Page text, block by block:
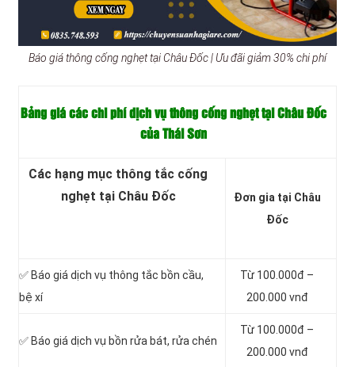
Báo giá thông cống nghẹt tại Châu Đốc | Ưu đãi giảm 30% chi phí
Bảng giá các chi phí dịch vụ thông cống nghẹt tại Châu Đốc
của Thái Sơn
Các hạng mục thông tắc cống
nghẹt tại Châu Đốc
Đơn gia tại Châu
Đốc
✅ Báo giá dịch vụ thông tắc bồn cầu,
bệ xí
Từ 100.000đ –
200.000 vnđ
✅ Báo giá dịch vụ bồn rửa bát, rửa chén
Từ 100.000đ –
200.000 vnđ